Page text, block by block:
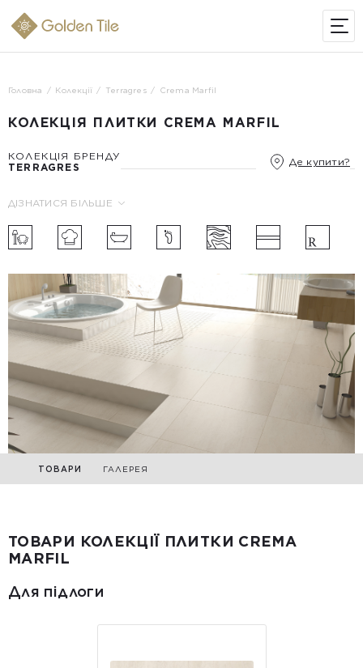
Головна Колекції Terragres Crema Marfil
КОЛЕКЦІЯ ПЛИТКИ CREMA MARFIL
КОЛЕКЦІЯ БРЕНДУ
TERRAGRES
Де купити?
ДІЗНАТИСЯ БІЛЬШЕ
ТОВАРИ ГАЛЕРЕЯ
ТОВАРИ КОЛЕКЦІЇ ПЛИТКИ CREMA
MARFIL
Для підлоги